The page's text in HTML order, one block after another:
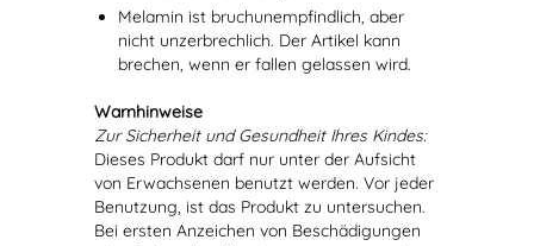
Melamin ist bruchunempfindlich, aber
nicht unzerbrechlich. Der Artikel kann
brechen, wenn er fallen gelassen wird.
Warnhinweise
Zur Sicherheit und Gesundheit Ihres Kindes:
Dieses Produkt darf nur unter der Aufsicht
von Erwachsenen benutzt werden. Vor jeder
Benutzung, ist das Produkt zu untersuchen.
Bei ersten Anzeichen von Beschädigungen